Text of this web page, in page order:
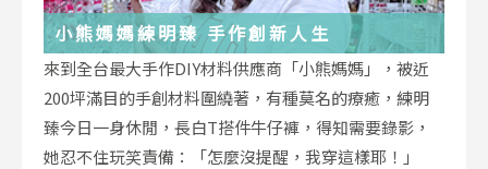
小熊媽媽練明臻 手作創新人生
來到全台最大手作DIY材料供應商「小熊媽媽」，被近
200坪滿目的手創材料圍繞著，有種莫名的療癒，練明
臻今日一身休閒，長白T搭件牛仔褲，得知需要錄影，
她忍不住玩笑責備：「怎麼沒提醒，我穿這樣耶！」